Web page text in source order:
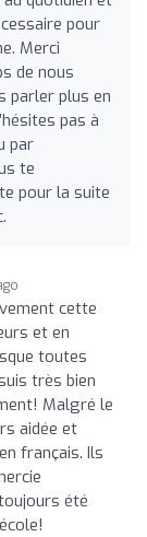
pour
Merci
de nous
parler plus en
pas à
par
te
pour la suite
cette
et en
toutes
très bien
Malgré le
aidée et
français. Ils
été